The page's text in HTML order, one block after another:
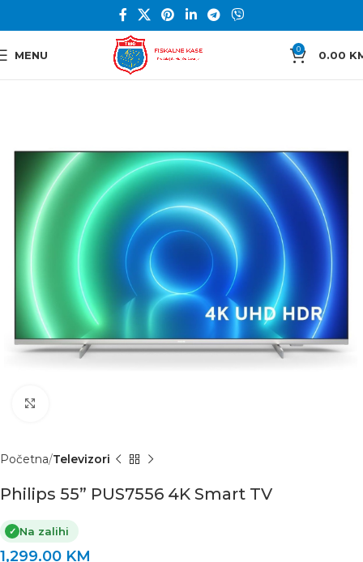
MENU 0 0.00
Početna Televizori
Philips 55” PUS7556 4K Smart TV
✓ Na zalihi
1,299.00 KM